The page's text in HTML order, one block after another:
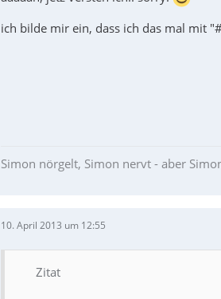
ich bilde mir ein, dass ich das mal mit
Simon nörgelt, Simon nervt - aber
10. April 2013 um 12:55
Zitat